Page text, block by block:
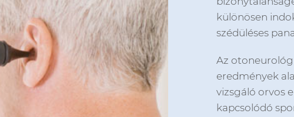
különösen
szédüléses
Az
eredmények
vizsgáló orvos
kapcsolódó